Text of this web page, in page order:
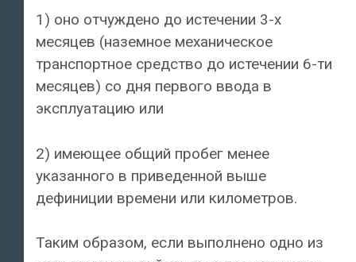
1) оно отчуждено до истечении 3-х
месяцев (наземное механическое
транспортное средство до истечении 6-ти
месяцев) со дня первого ввода в
эксплуатацию или
2) имеющее общий пробег менее
указанного в приведенной выше
дефиниции времени или километров.
Таким образом, если выполнено одно из